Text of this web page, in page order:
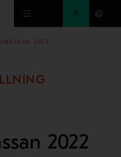
huvudinnehåll
2022
2022